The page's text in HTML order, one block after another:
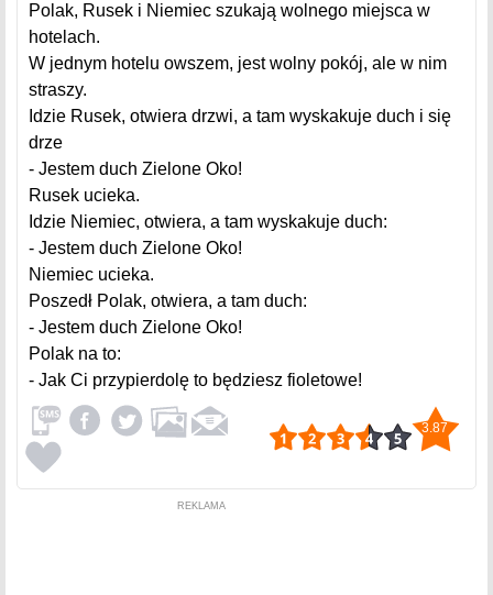
Polak, Rusek i Niemiec szukają wolnego miejsca w
hotelach.
W jednym hotelu owszem, jest wolny pokój, ale w nim
straszy.
Idzie Rusek, otwiera drzwi, a tam wyskakuje duch i się
drze
- Jestem duch Zielone Oko!
Rusek ucieka.
Idzie Niemiec, otwiera, a tam wyskakuje duch:
- Jestem duch Zielone Oko!
Niemiec ucieka.
Poszedł Polak, otwiera, a tam duch:
- Jestem duch Zielone Oko!
Polak na to:
- Jak Ci przypierdolę to będziesz fioletowe!
3.87
REKLAMA